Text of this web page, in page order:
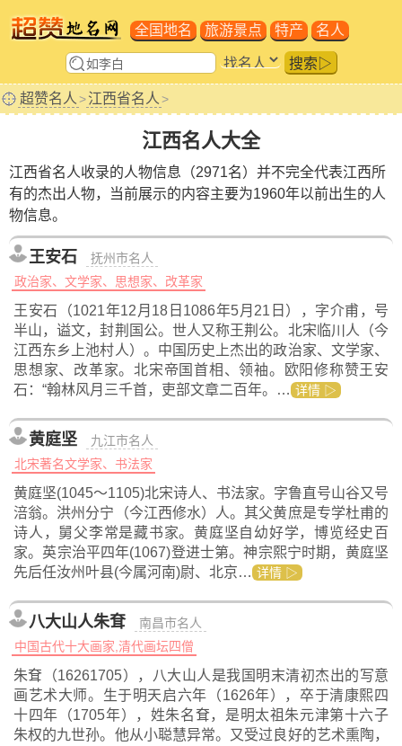
全国地名 旅游景点 特产 名人
搜索▷
超赞名人 >江西省名人 >
江西名人大全
江西省名人收录的人物信息（2971名）并不完全代表江西所
有的杰出人物，当前展示的内容主要为1960年以前出生的人
物信息。
王安石
抚州市名人
政治家、文学家、思想家、改革家
王安石（1021年12月18日1086年5月21日），字介甫，号
半山，谥文，封荆国公。世人又称王荆公。北宋临川人（今
江西东乡上池村人）。中国历史上杰出的政治家、文学家、
思想家、改革家。北宋帝国首相、领袖。欧阳修称赞王安
石：“翰林风月三千首，吏部文章二百年。… 详情 ▷
黄庭坚
九江市名人
北宋著名文学家、书法家
黄庭坚(1045～1105)北宋诗人、书法家。字鲁直号山谷又号
涪翁。洪州分宁（今江西修水）人。其父黄庶是专学杜甫的
诗人，舅父李常是藏书家。黄庭坚自幼好学，博览经史百
家。英宗治平四年(1067)登进士第。神宗熙宁时期，黄庭坚
先后任汝州叶县(今属河南)尉、北京… 详情 ▷
八大山人朱耷
南昌市名人
中国古代十大画家,清代画坛四僧
朱耷（16261705），八大山人是我国明末清初杰出的写意
画艺术大师。生于明天启六年（1626年），卒于清康熙四
十四年（1705年），姓朱名耷，是明太祖朱元津第十六子
朱权的九世孙。他从小聪慧异常。又受过良好的艺术熏陶，